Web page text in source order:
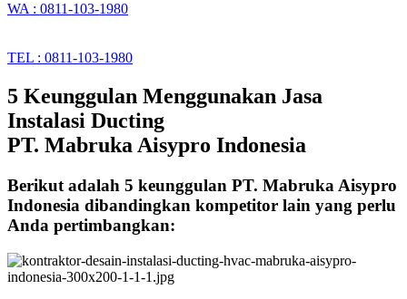
WA : 0811-103-1980
TEL : 0811-103-1980
5 Keunggulan Menggunakan Jasa
Instalasi Ducting
PT. Mabruka Aisypro Indonesia
Berikut adalah 5 keunggulan PT. Mabruka Aisypro
Indonesia dibandingkan kompetitor lain yang perlu
Anda pertimbangkan: